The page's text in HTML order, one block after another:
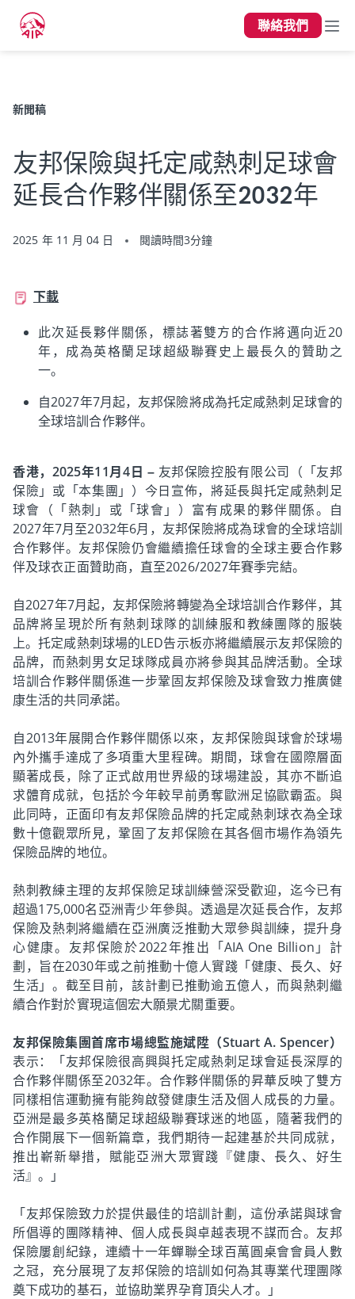
聯絡我們
新聞稿
友邦保險與托定咸熱刺足球會
延長合作夥伴關係至2032年
2025 年 11 月 04 日 閱讀時間3分鐘
下載
此次延長夥伴關係，標誌著雙方的合作將邁向近20
年，成為英格蘭足球超級聯賽史上最長久的贊助之
一。
自2027年7月起，友邦保險將成為托定咸熱刺足球會的
全球培訓合作夥伴。
香港，2025年11月4日 –友邦保險控股有限公司（「友邦
保險」或「本集團」）今日宣佈，將延長與托定咸熱刺足
球會（「熱刺」或「球會」）富有成果的夥伴關係。自
2027年7月至2032年6月，友邦保險將成為球會的全球培訓
合作夥伴。友邦保險仍會繼續擔任球會的全球主要合作夥
伴及球衣正面贊助商，直至2026/2027年賽季完結。
自2027年7月起，友邦保險將轉變為全球培訓合作夥伴，其
品牌將呈現於所有熱刺球隊的訓練服和教練團隊的服裝
上。托定咸熱刺球場的LED告示板亦將繼續展示友邦保險的
品牌，而熱刺男女足球隊成員亦將參與其品牌活動。全球
培訓合作夥伴關係進一步鞏固友邦保險及球會致力推廣健
康生活的共同承諾。
自2013年展開合作夥伴關係以來，友邦保險與球會於球場
內外攜手達成了多項重大里程碑。期間，球會在國際層面
顯著成長，除了正式啟用世界級的球場建設，其亦不斷追
求體育成就，包括於今年較早前勇奪歐洲足協歐霸盃。與
此同時，正面印有友邦保險品牌的托定咸熱刺球衣為全球
數十億觀眾所見，鞏固了友邦保險在其各個市場作為領先
保險品牌的地位。
熱刺教練主理的友邦保險足球訓練營深受歡迎，迄今已有
超過175,000名亞洲青少年參與。透過是次延長合作，友邦
保險及熱刺將繼續在亞洲廣泛推動大眾參與訓練，提升身
心健康。友邦保險於2022年推出「AIA One Billion」計
劃，旨在2030年或之前推動十億人實踐「健康、長久、好
生活」。截至目前，該計劃已推動逾五億人，而與熱刺繼
續合作對於實現這個宏大願景尤關重要。
友邦保險集團首席市場總監施斌陞（Stuart A. Spencer）
表示：「友邦保險很高興與托定咸熱刺足球會延長深厚的
合作夥伴關係至2032年。合作夥伴關係的昇華反映了雙方
同樣相信運動擁有能夠啟發健康生活及個人成長的力量。
亞洲是最多英格蘭足球超級聯賽球迷的地區，隨著我們的
合作開展下一個新篇章，我們期待一起建基於共同成就，
推出嶄新舉措，賦能亞洲大眾實踐『健康、長久、好生
活』。」
「友邦保險致力於提供最佳的培訓計劃，這份承諾與球會
所倡導的團隊精神、個人成長與卓越表現不謀而合。友邦
保險屢創紀錄，連續十一年蟬聯全球百萬圓桌會會員人數
之冠，充分展現了友邦保險的培訓如何為其專業代理團隊
奠下成功的基石，並協助業界孕育頂尖人才。」